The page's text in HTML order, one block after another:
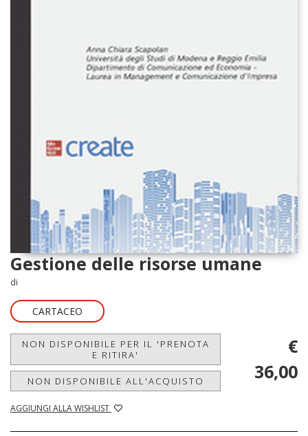
Gestione delle risorse umane
di
CARTACEO
NON DISPONIBILE PER IL 'PRENOTA
E RITIRA'
NON DISPONIBILE ALL'ACQUISTO
AGGIUNGI ALLA WISHLIST
€
36,00